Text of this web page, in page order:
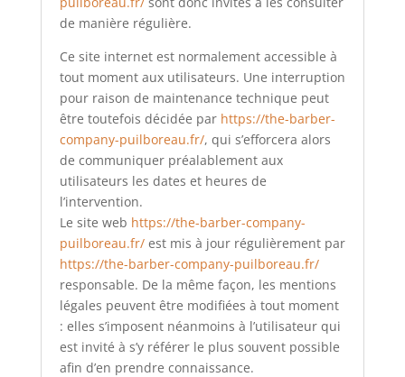
de manière régulière.
Ce site internet est normalement accessible à
tout moment aux utilisateurs. Une interruption
pour raison de maintenance technique peut
être toutefois décidée par https://the-barber-
company-puilboreau.fr/, qui s’efforcera alors
de communiquer préalablement aux
utilisateurs les dates et heures de
l’intervention.
Le site web https://the-barber-company-
puilboreau.fr/est mis à jour régulièrement par
https://the-barber-company-puilboreau.fr/
responsable. De la même façon, les mentions
légales peuvent être modifiées à tout moment
: elles s’imposent néanmoins à l’utilisateur qui
est invité à s’y référer le plus souvent possible
afin d’en prendre connaissance.